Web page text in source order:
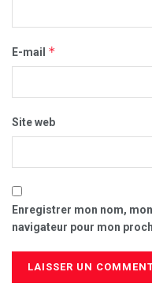
E-mail *
Site web
Enregistrer mon nom,
navigateur pour mon